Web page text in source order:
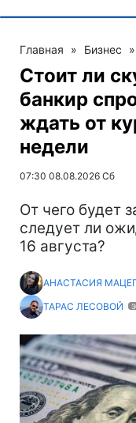
Главная » Бизнес »
Стоит ли
банкир
ждать от
недели
07:30 08.08.2026 Сб
От чего будет
следует ли
16 августа?
АНАСТАСИЯ
ТАРАС ЛЕСОВОЙ